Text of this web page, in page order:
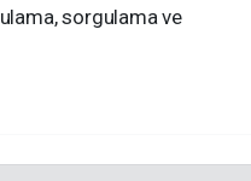
sorgulama ve